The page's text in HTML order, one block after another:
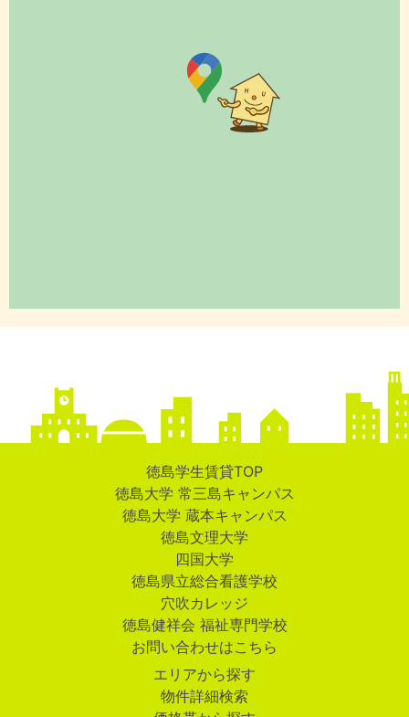
徳島学生賃貸TOP
徳島大学 常三島キャンパス
徳島大学 蔵本キャンパス
徳島文理大学
四国大学
徳島県立総合看護学校
穴吹カレッジ
徳島健祥会 福祉専門学校
お問い合わせはこちら
エリアから探す
物件詳細検索